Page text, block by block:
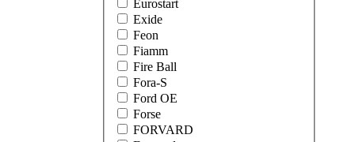
Eurostart
Exide
Feon
Fiamm
Fire Ball
Fora-S
Ford OE
Forse
FORVARD